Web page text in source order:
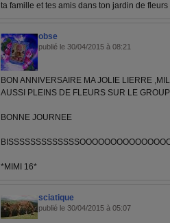
ta famille et tes amis dans ton jardin de
obse
publié le 30/04/2015 à 08:21
BON ANNIVERSAIRE MA JOLIE LIERRE
AUSSI PLEINS DE FLEURS SUR LE
BONNE JOURNEE
*MIMI 16*
sciatique
publié le 30/04/2015 à 05:07